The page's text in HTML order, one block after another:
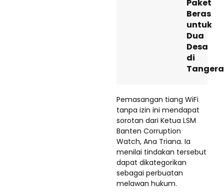
Paket
Beras
untuk
Dua
Desa
di
Pemasangan tiang WiFi
tanpa izin ini mendapat
sorotan dari Ketua LSM
Banten Corruption
Watch, Ana Triana. Ia
menilai tindakan tersebut
dapat dikategorikan
sebagai perbuatan
melawan hukum.